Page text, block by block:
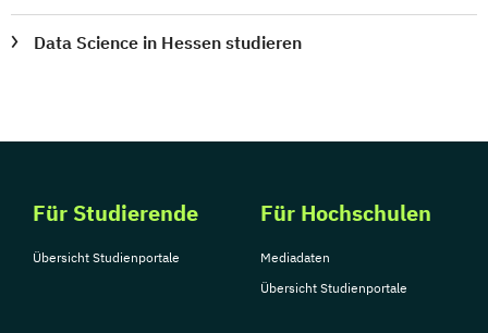
Data Science in Hessen studieren
Für Studierende
Übersicht Studienportale
Für Hochschulen
Mediadaten
Übersicht Studienportale